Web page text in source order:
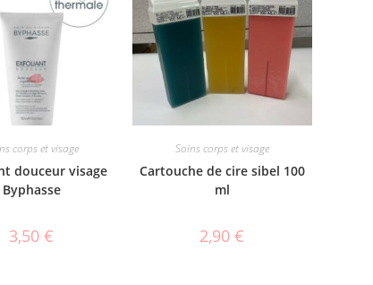
corps et visage
douceur visage
Byphasse
3,50€
Soins corps et visage
Cartouche de cire sibel 100
ml
2,90€